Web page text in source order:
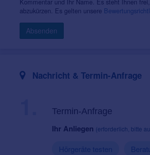
abzukürzen. Es gelten unsere
Absenden
Nachricht & Termin-Anfrage
Termin-Anfrage
Ihr Anliegen (erforderlich, bitte
Hörgeräte testen